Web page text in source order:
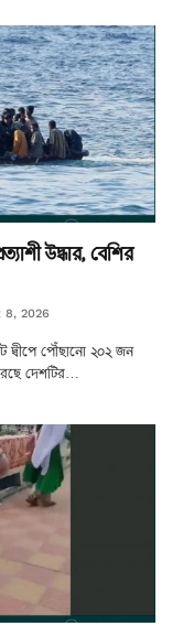
উদ্ধার, বেশির
8, 2026
দ্বীপে পৌঁছানো ২০২ জন
দেশটির…